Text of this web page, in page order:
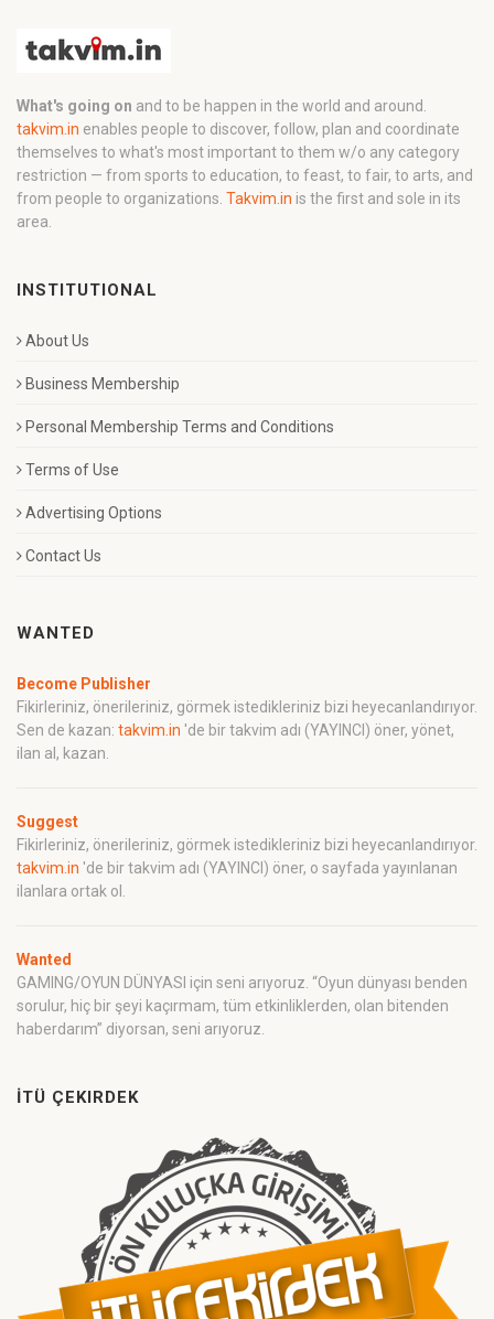
What's going on and to be happen in the world and around.
takvim.in enables people to discover, follow, plan and coordinate
themselves to what's most important to them w/o any category
restriction — from sports to education, to feast, to fair, to arts, and
from people to organizations. Takvim.in is the first and sole in its
area.
INSTITUTIONAL
About Us
Business Membership
Personal Membership Terms and Conditions
Terms of Use
Advertising Options
Contact Us
WANTED
Become Publisher
Fikirleriniz, önerileriniz, görmek istedikleriniz bizi heyecanlandırıyor.
Sen de kazan: takvim.in 'de bir takvim adı (YAYINCI) öner, yönet,
ilan al, kazan.
Suggest
Fikirleriniz, önerileriniz, görmek istedikleriniz bizi heyecanlandırıyor.
takvim.in 'de bir takvim adı (YAYINCI) öner, o sayfada yayınlanan
ilanlara ortak ol.
Wanted
GAMING/OYUN DÜNYASI için seni arıyoruz. “Oyun dünyası benden
sorulur, hiç bir şeyi kaçırmam, tüm etkinliklerden, olan bitenden
haberdarım” diyorsan, seni arıyoruz.
İTÜ ÇEKIRDEK